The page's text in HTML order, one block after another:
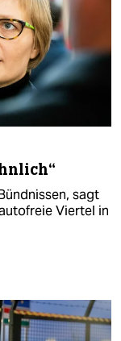
sagt
Viertel in